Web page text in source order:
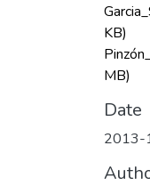
KB)
MB)
Date
2013-